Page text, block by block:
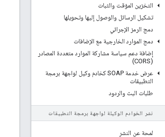
التخزين المؤقت والثبات
تشكيل الرسائل والوصول إليها وتحويلها
دمج الرمز الإجرائي
دمج الموارد الخارجية مع الإضافات
إضافة دعم سياسة مشاركة الموارد متعددة المصادر
(CORS)
عرض خدمة SOAP كخادم وكيل لواجهة برمجة
التطبيقات
طلبات البث والردود
نشر الخوادم الوكيلة لواجهة برمجة التطبيقات
لمحة عن النشر